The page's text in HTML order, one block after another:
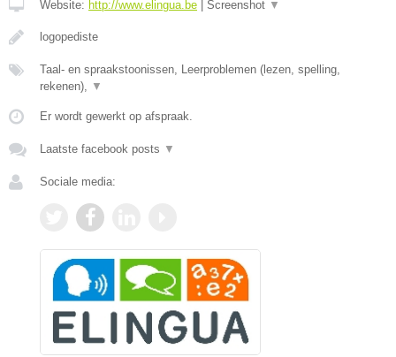
Website: http://www.elingua.be Screenshot ▼
logopediste
Taal- en spraakstoonissen, Leerproblemen (lezen, spelling,
rekenen), ▼
Er wordt gewerkt op afspraak.
Laatste facebook posts ▼
Sociale media: